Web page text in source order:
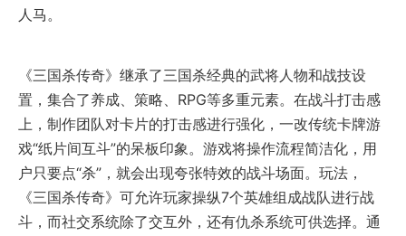
人马。
《三国杀传奇》继承了三国杀经典的武将人物和战技设
置，集合了养成、策略、RPG等多重元素。在战斗打击感
上，制作团队对卡片的打击感进行强化，一改传统卡牌游
戏“纸片间互斗”的呆板印象。游戏将操作流程简洁化，用
户只要点“杀”，就会出现夸张特效的战斗场面。玩法，
《三国杀传奇》可允许玩家操纵7个英雄组成战队进行战
斗，而社交系统除了交互外，还有仇杀系统可供选择。通